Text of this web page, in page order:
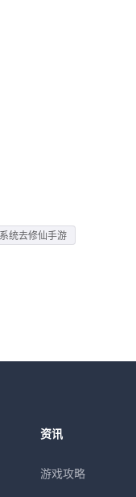
统去修仙手游
资讯
游戏攻略